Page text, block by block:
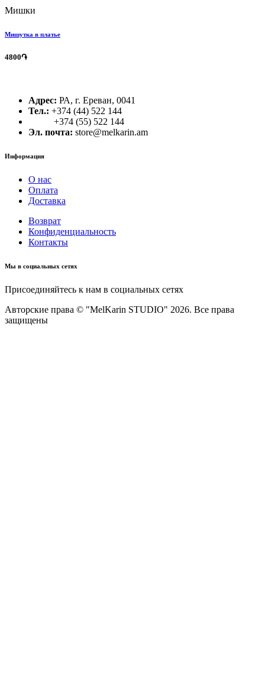
Мишки
Мишутка в платье
4800֏
Адрес: РА, г. Ереван, 0041
Тел.: +374 (44) 522 144
+374 (55) 522 144
Эл. почта: store@melkarin.am
Информация
О нас
Оплата
Доставка
Возврат
Конфиденциальность
Контакты
Мы в социальных сетях
Присоединяйтесь к нам в социальных сетях
Авторские права © "MelKarin STUDIO" 2026. Все права
защищены